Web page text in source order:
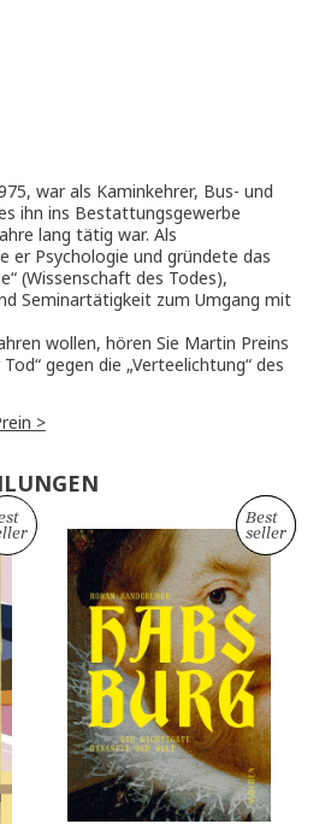
war als Kaminkehrer, Bus- und
ihn ins Bestattungsgewerbe
lang tätig war. Als
er Psychologie und gründete das
(Wissenschaft des Todes),
Seminartätigkeit zum Umgang mit
wollen, hören Sie Martin Preins
gegen die „Verteelichtung“ des
>
Neu
Best
seller